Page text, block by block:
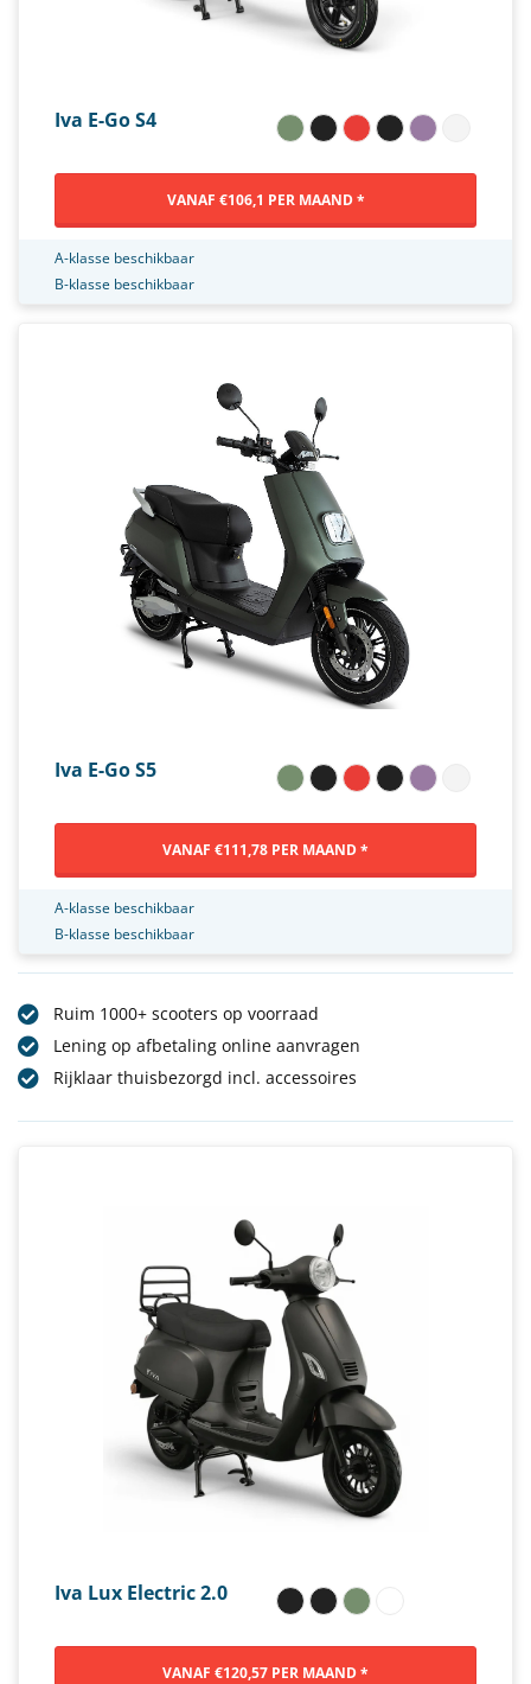
Iva E-Go S4
VANAF €106,1 PER MAAND *
A-klasse beschikbaar
B-klasse beschikbaar
Iva E-Go S5
VANAF €111,78 PER MAAND *
A-klasse beschikbaar
B-klasse beschikbaar
Ruim 1000+ scooters op voorraad
Lening op afbetaling online aanvragen
Rijklaar thuisbezorgd incl. accessoires
Iva Lux Electric 2.0
VANAF €120,57 PER MAAND *